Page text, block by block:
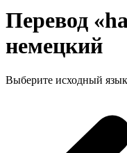
Перевод
немецкий
Выберите исходный язык